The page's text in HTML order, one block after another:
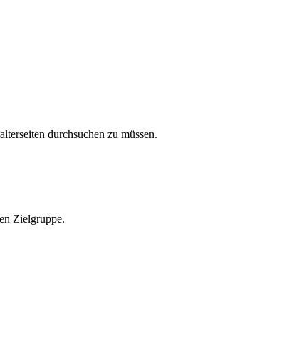
durchsuchen zu müssen.
Zielgruppe.